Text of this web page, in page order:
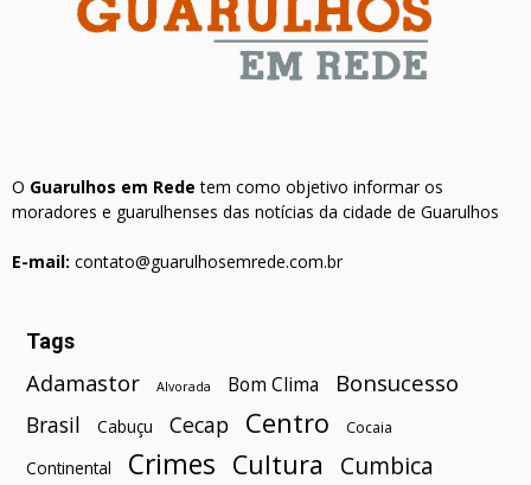
O Guarulhos em Rede tem como objetivo informar os
moradores e guarulhenses das notícias da cidade de Guarulhos
E-mail: contato@guarulhosemrede.com.br
Tags
Adamastor Alvorada Bom Clima Bonsucesso
Brasil Cabuçu Cecap Centro Cocaia
Continental Crimes Cultura Cumbica